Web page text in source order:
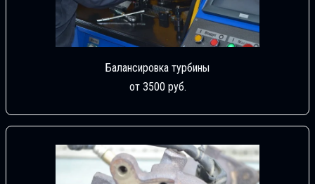
Балансировка турбины
от 3500 руб.